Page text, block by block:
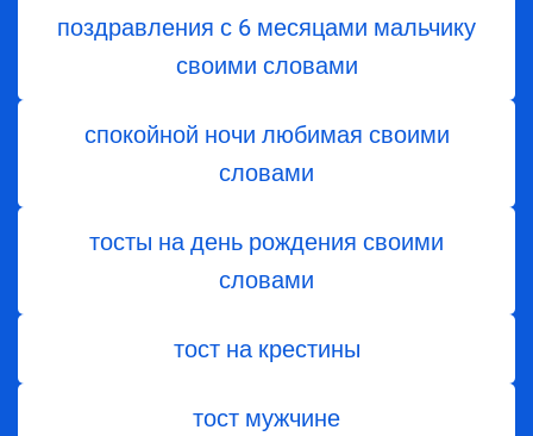
поздравления с 6 месяцами мальчику
своими словами
спокойной ночи любимая своими
словами
тосты на день рождения своими
словами
тост на крестины
тост мужчине